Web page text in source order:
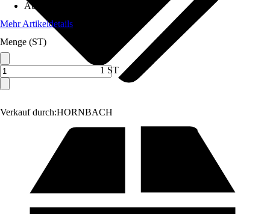
Verkauf durch:HORNBACH
Ausführung
Mehr Artikeldetails
Menge (ST)
1 ST